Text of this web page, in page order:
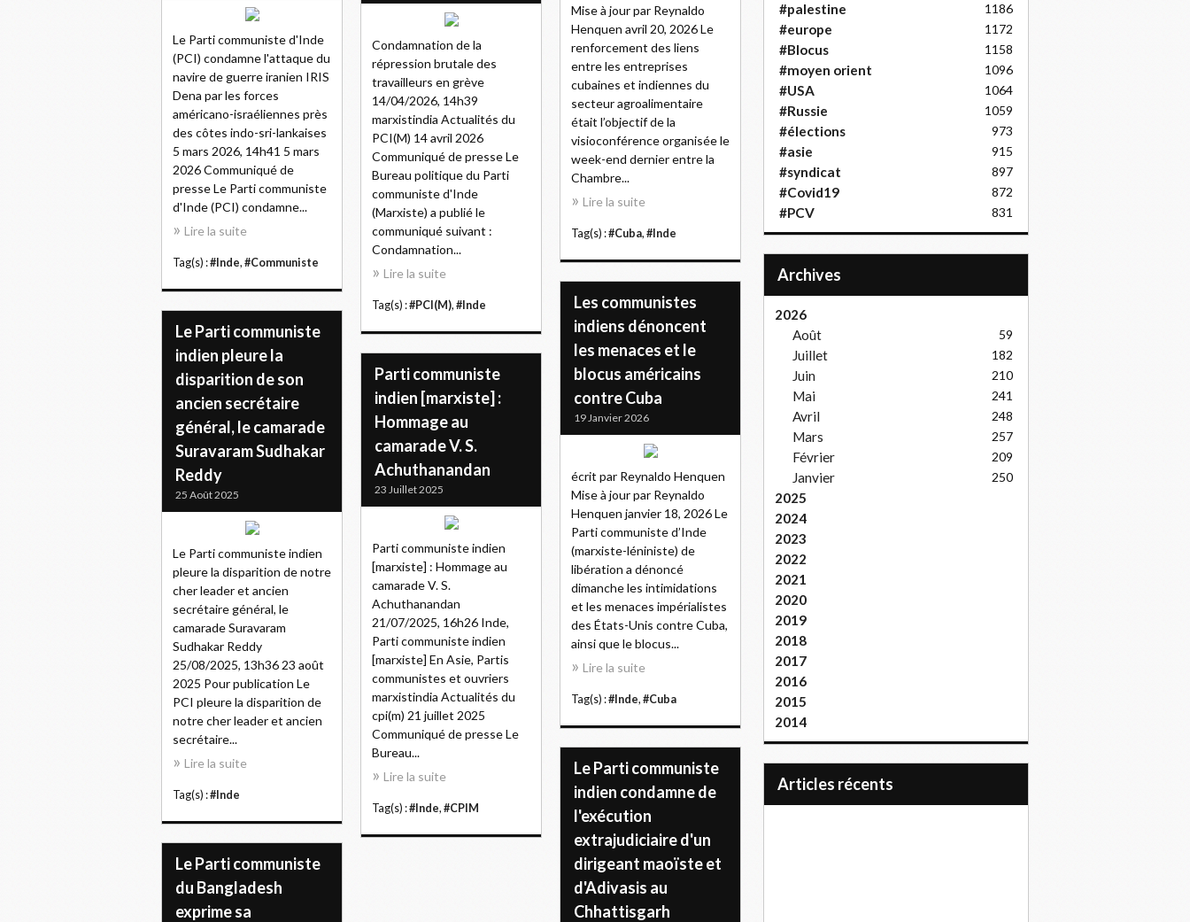
Mise à jour par Reynaldo
Henquen avril 20, 2026 Le
renforcement des liens
entre les entreprises
cubaines et indiennes du
secteur agroalimentaire
était l’objectif de la
visioconférence organisée le
week-end dernier entre la
Chambre...
Lire la suite
Tag(s) :#Cuba, #Inde
Condamnation de la
répression brutale des
travailleurs en grève
14/04/2026, 14h39
marxistindia Actualités du
PCI(M) 14 avril 2026
Communiqué de presse Le
Bureau politique du Parti
communiste d'Inde
(Marxiste) a publié le
communiqué suivant :
Condamnation...
Lire la suite
Tag(s) :#PCI(M), #Inde
Le Parti communiste d'Inde
(PCI) condamne l'attaque du
navire de guerre iranien IRIS
Dena par les forces
américano-israéliennes près
des côtes indo-sri-lankaises
5 mars 2026, 14h41 5 mars
2026 Communiqué de
presse Le Parti communiste
d'Inde (PCI) condamne...
Lire la suite
Tag(s) :#Inde, #Communiste
Les communistes
indiens dénoncent
les menaces et le
blocus américains
contre Cuba
19 Janvier 2026
écrit par Reynaldo Henquen
Mise à jour par Reynaldo
Henquen janvier 18, 2026 Le
Parti communiste d’Inde
(marxiste-léniniste) de
libération a dénoncé
dimanche les intimidations
et les menaces impérialistes
des États-Unis contre Cuba,
ainsi que le blocus...
Lire la suite
Tag(s) :#Inde, #Cuba
Le Parti communiste
indien pleure la
disparition de son
ancien secrétaire
général, le camarade
Suravaram Sudhakar
Reddy
25 Août 2025
Le Parti communiste indien
pleure la disparition de notre
cher leader et ancien
secrétaire général, le
camarade Suravaram
Sudhakar Reddy
25/08/2025, 13h36 23 août
2025 Pour publication Le
PCI pleure la disparition de
notre cher leader et ancien
secrétaire...
Lire la suite
Tag(s) :#Inde
Parti communiste
indien [marxiste] :
Hommage au
camarade V. S.
Achuthanandan
23 Juillet 2025
Parti communiste indien
[marxiste] : Hommage au
camarade V. S.
Achuthanandan
21/07/2025, 16h26 Inde,
Parti communiste indien
[marxiste] En Asie, Partis
communistes et ouvriers
marxistindia Actualités du
cpi(m) 21 juillet 2025
Communiqué de presse Le
Bureau...
Lire la suite
Tag(s) :#Inde, #CPIM
Le Parti communiste
indien condamne de
l'exécution
extrajudiciaire d'un
dirigeant maoïste et
d'Adivasis au
Chhattisgarh
Le Parti communiste
du Bangladesh
exprime sa
#palestine 1186
#europe 1172
#Blocus 1158
#moyen orient 1096
#USA 1064
#Russie 1059
#élections 973
#asie 915
#syndicat 897
#Covid19 872
#PCV 831
Archives
2026
Août
59
Juillet 182
Juin 210
Mai 241
Avril 248
Mars 257
Février 209
Janvier 250
2025
2024
2023
2022
2021
2020
2019
2018
2017
2016
2015
2014
articles récents